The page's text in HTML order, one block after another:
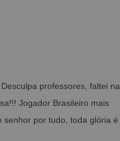
professores, faltei na
Jogador Brasileiro mais
senhor por tudo, toda glória é